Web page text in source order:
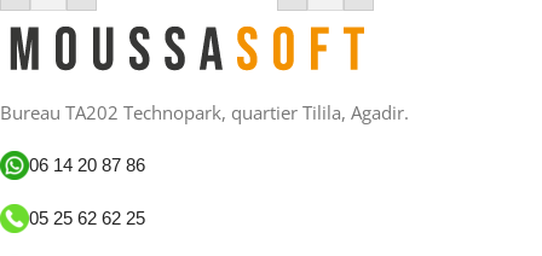
Bureau TA202 Technopark, quartier Tilila, Agadir.
06 14 20 87 86
05 25 62 62 25